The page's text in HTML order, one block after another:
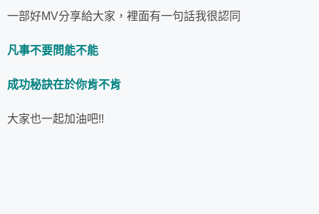
一部好MV分享給大家，裡面有一句話我很認同
凡事不要問能不能
成功秘訣在於你肯不肯
大家也一起加油吧!!